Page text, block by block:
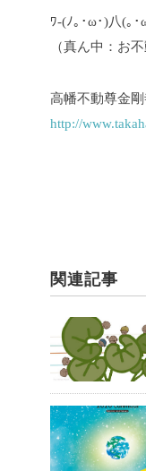
ﾜ-(ﾉ｡･ω･)八(｡
（真ん中：お
高幡不動尊金
http://
関連記事